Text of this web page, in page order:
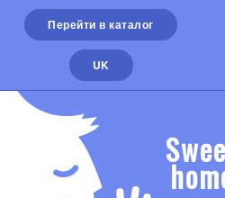
Перейти в каталог
UK